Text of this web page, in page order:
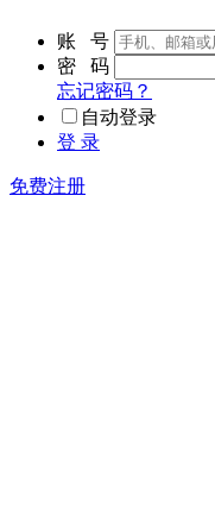
账 号
密 码
忘记密码？
自动登录
登 录
免费注册